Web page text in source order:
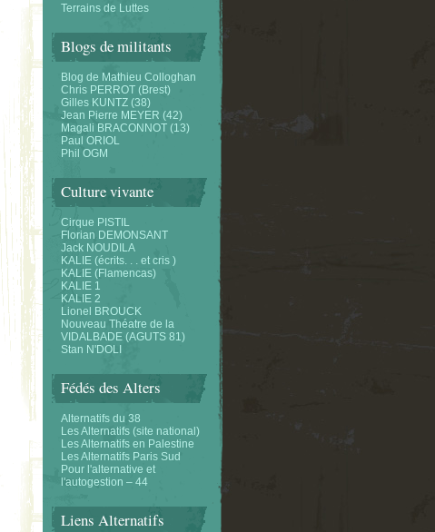
Terrains de Luttes
Blogs de militants
Blog de Mathieu Colloghan
Chris PERROT (Brest)
Gilles KUNTZ (38)
Jean Pierre MEYER (42)
Magali BRACONNOT (13)
Paul ORIOL
Phil OGM
Culture vivante
Cirque PISTIL
Florian DEMONSANT
Jack NOUDILA
KALIE (écrits. . . et cris )
KALIE (Flamencas)
KALIE 1
KALIE 2
Lionel BROUCK
Nouveau Théatre de la
VIDALBADE (AGUTS 81)
Stan N'DOLI
Fédés des Alters
Alternatifs du 38
Les Alternatifs (site national)
Les Alternatifs en Palestine
Les Alternatifs Paris Sud
Pour l'alternative et
l'autogestion – 44
Liens Alternatifs